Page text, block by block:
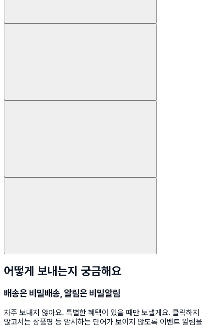
어떻게 보내는지 궁금해요
배송은 비밀배송, 알림은 비밀알림
자주 보내지 않아요. 특별한 혜택이 있을 때만 보낼게요. 클릭하지
않고서는 상품명 등 암시하는 단어가 보이지 않도록 이벤트 알림을